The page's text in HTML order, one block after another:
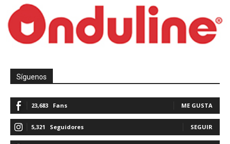
Síguenos
23,683 Fans ME GUSTA
5,321 Seguidores SEGUIR